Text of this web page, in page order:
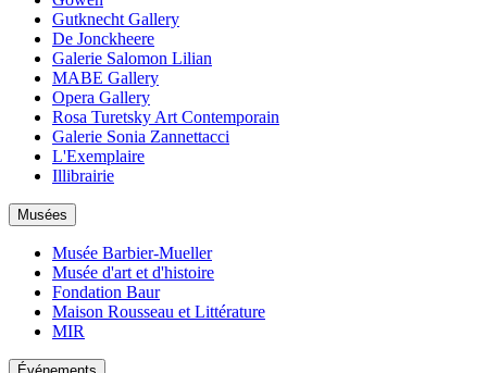
Gutknecht Gallery
De Jonckheere
Galerie Salomon Lilian
MABE Gallery
Opera Gallery
Rosa Turetsky Art Contemporain
Galerie Sonia Zannettacci
L'Exemplaire
Illibrairie
Musées
Musée Barbier-Mueller
Musée d'art et d'histoire
Fondation Baur
Maison Rousseau et Littérature
MIR